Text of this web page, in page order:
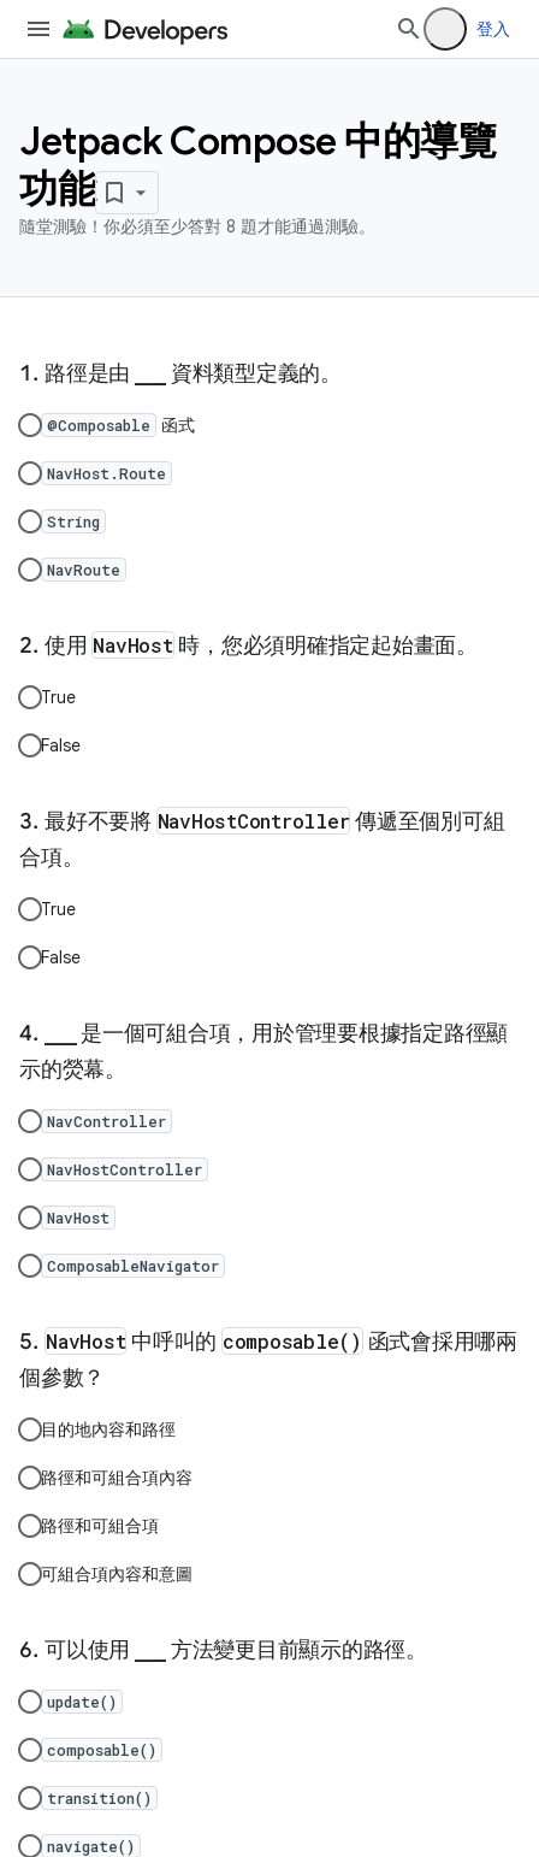
登入
Jetpack Compose 中的導覽
功能
隨堂測驗！你必須至少答對 8 題才能通過測驗。
路徑是由 ___ 資料類型定義的。
@Composable 函式
NavHost.Route
String
NavRoute
使用 NavHost 時，您必須明確指定起始畫面。
True
False
最好不要將 NavHostController 傳遞至個別可組
合項。
True
False
___ 是一個可組合項，用於管理要根據指定路徑顯
示的熒幕。
NavController
NavHostController
NavHost
ComposableNavigator
NavHost 中呼叫的 composable() 函式會採用哪兩
個參數？
目的地內容和路徑
路徑和可組合項內容
路徑和可組合項
可組合項內容和意圖
可以使用 ___ 方法變更目前顯示的路徑。
update()
composable()
transition()
navigate()